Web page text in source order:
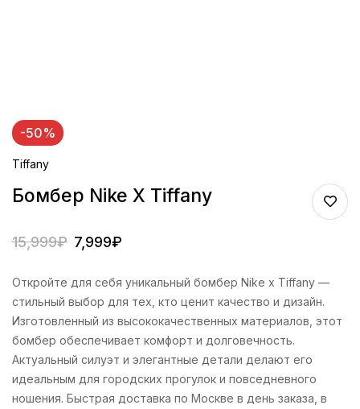
-50%
Tiffany
Бомбер Nike X Tiffany
15,999₽ 7,999₽
Откройте для себя уникальный бомбер Nike x Tiffany —
стильный выбор для тех, кто ценит качество и дизайн.
Изготовленный из высококачественных материалов, этот
бомбер обеспечивает комфорт и долговечность.
Актуальный силуэт и элегантные детали делают его
идеальным для городских прогулок и повседневного
ношения. Быстрая доставка по Москве в день заказа, в